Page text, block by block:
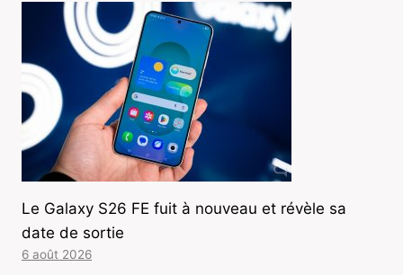
Le Galaxy S26 FE fuit à nouveau et révèle sa
date de sortie
6 août 2026